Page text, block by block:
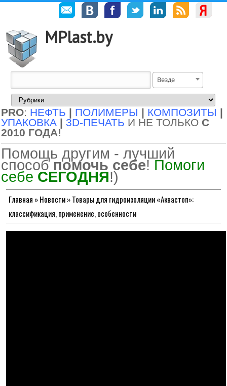
MPlast.by
Везде
PRO: НЕФТЬ | ПОЛИМЕРЫ | КОМПОЗИТЫ |
УПАКОВКА | 3D-ПЕЧАТЬ И НЕ ТОЛЬКО С
2010 ГОДА!
Помощь другим - лучший
способ помочь себе! Помоги
себе СЕГОДНЯ!)
Главная »Новости»Товары для гидроизоляции «Аквастоп»:
классификация, применение, особенности